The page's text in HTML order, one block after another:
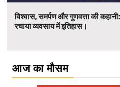
विश्वास, समर्पण और गुणवत्ता की
रचाया व्यवसाय में इतिहास।
आज का मौसम